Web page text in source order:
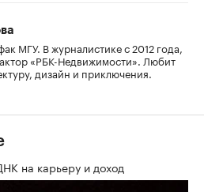
МГУ. В журналистике с 2012 года,
«РБК-Недвижимости». Любит
дизайн и приключения.
на карьеру и доход